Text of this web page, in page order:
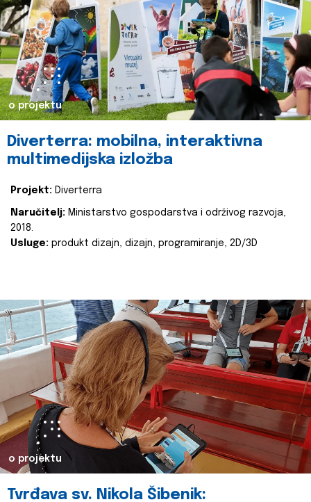
o projektu
Diverterra: mobilna, interaktivna
multimedijska izložba
Projekt: Diverterra
Naručitelj: Ministarstvo gospodarstva i održivog razvoja,
2018.
Usluge: produkt dizajn, dizajn, programiranje, 2D/3D
o projektu
Tvrđava sv. Nikola Šibenik: